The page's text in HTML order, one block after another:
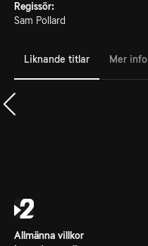
Regissör:
Sam Pollard
Liknande titlar Mer info
Allmänna villkor